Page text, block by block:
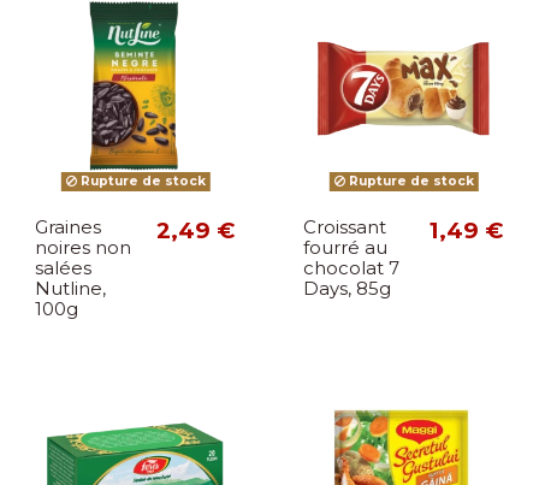
Rupture de stock
Graines
noires non
salées
Nutline,
100g
2,49 €
Rupture de stock
Croissant
fourré au
chocolat 7
Days, 85g
1,49 €